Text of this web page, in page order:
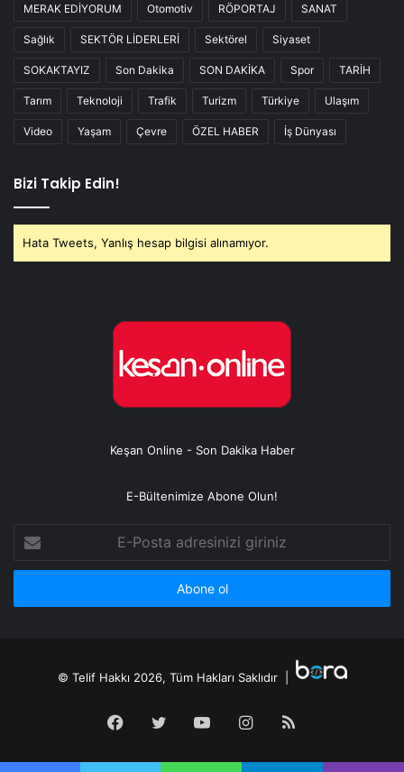
MERAK EDİYORUM Otomotiv RÖPORTAJ SANAT
Sağlık SEKTÖR LİDERLERİ Sektörel Siyaset
SOKAKTAYIZ Son Dakika SON DAKİKA Spor TARİH
Tarım Teknoloji Trafik Turizm Türkiye Ulaşım
Video Yaşam Çevre ÖZEL HABER İş Dünyası
Bizi Takip Edin!
Hata Tweets, Yanlış hesap bilgisi alınamıyor.
Keşan Online - Son Dakika Haber
E-Bültenimize Abone Olun!
Posta
adresinizi
© Telif Hakkı 2026, Tüm Hakları Saklıdır |
Facebook
TwitterYouTubeInstagram
RSS